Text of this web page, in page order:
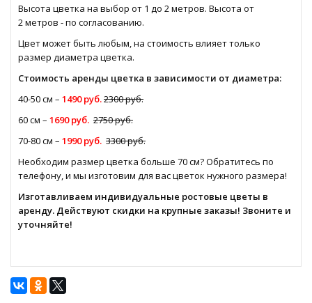
Высота цветка на выбор от 1 до 2 метров. Высота от
2 метров - по согласованию.
Цвет может быть любым, на стоимость влияет только
размер диаметра цветка.
Стоимость аренды цветка в зависимости от диаметра:
40-50 см – 1490 руб.2300 руб.
60 см – 1690 руб. 2750 руб.
70-80 см – 1990 руб. 3300 руб.
Необходим размер цветка больше 70 см? Обратитесь по
телефону, и мы изготовим для вас цветок нужного размера!
Изготавливаем индивидуальные ростовые цветы в
аренду. Действуют скидки на крупные заказы! Звоните и
уточняйте!